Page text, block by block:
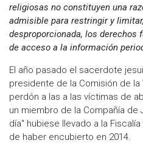
religiosas no constituyen una
admisible para restringir y
desproporcionada, los derechos
de acceso a la información
El año pasado el sacerdote
presidente de la Comisión de
perdón a las a las víctimas de
un miembro de la Compañía de
día" hubiese llevado a la
de haber encubierto en 2014.